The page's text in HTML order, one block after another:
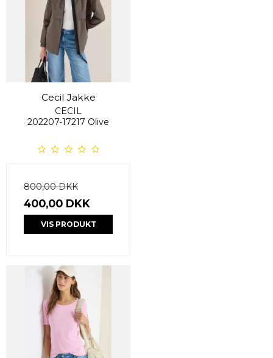
Cecil Jakke
CECIL
202207-17217 Olive
800,00 DKK
400,00 DKK
VIS PRODUKT